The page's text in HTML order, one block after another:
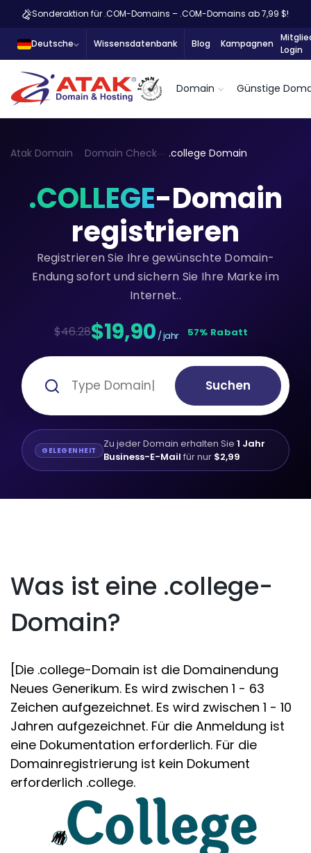
Sonderaktion für .COM-Domains – .COM-Domains ab 7,99 $!
Deutsche Wissensdatenbank Blog Kampagnen
Login
Domain Günstige
Atak Domain Domain Check .college Domain
.COLLEGE-Domain
registrieren
Registrieren Sie Ihre gewünschte Domain-
Endung sofort und sichern Sie Ihre Marke im
Internet..
$46.28$19,90 / jahr 57% Rabatt
Suchen
GELEGENHEIT Zu jeder Domain erhalten Sie 1 Jahr
Business-E-Mail für nur $2,99
Was ist eine .college-
Domain?
[Die .college-Domain ist die Domainendung
Neues Generikum. Es wird zwischen 1 - 63
Zeichen aufgezeichnet. Es wird zwischen 1 - 10
Jahren aufgezeichnet. Für die Anmeldung ist
eine Dokumentation erforderlich. Für die
Domainregistrierung ist kein Dokument
erforderlich .college.